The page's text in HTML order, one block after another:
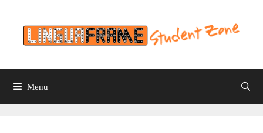
content
Menu